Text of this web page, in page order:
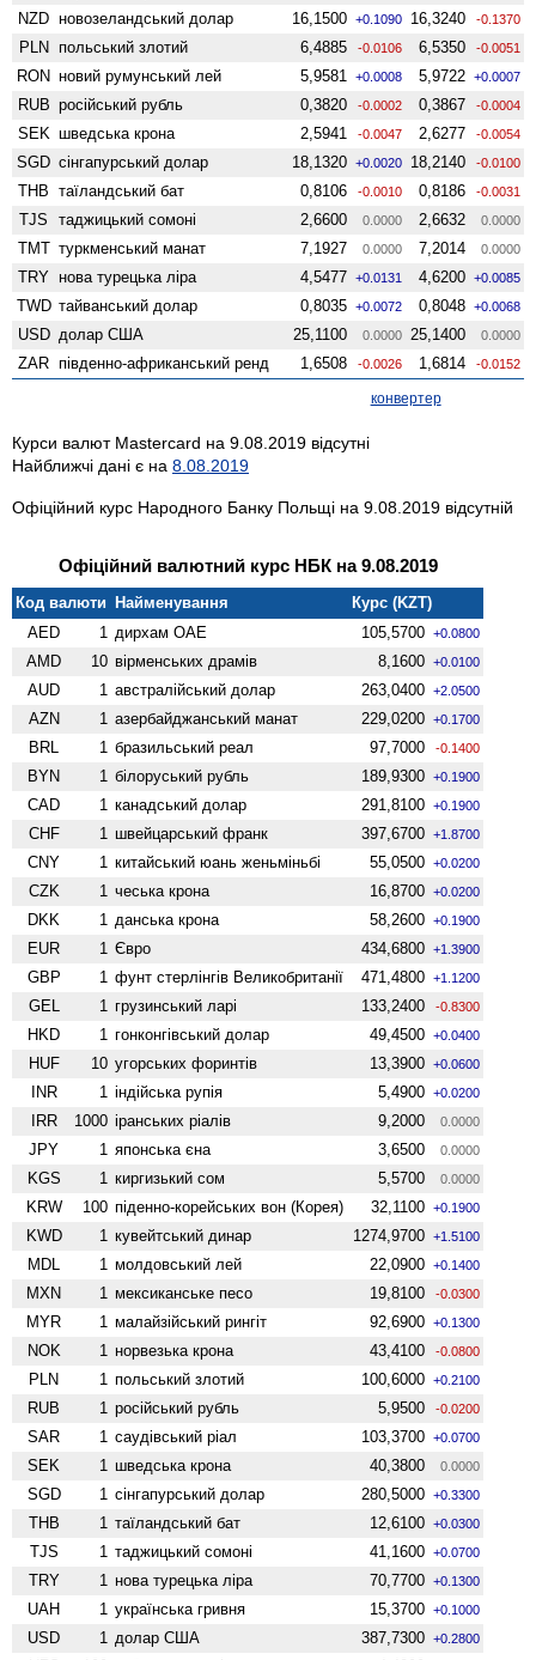
NZD ново­зеландський долар 16,1500 +0.1090 16,3240 -0.1370
PLN польський злотий 6,4885 -0.0106 6,5350 -0.0051
RON новий румунський лей 5,9581 +0.0008 5,9722 +0.0007
RUB російський рубль 0,3820 -0.0002 0,3867 -0.0004
SEK шведська крона 2,5941 -0.0047 2,6277 -0.0054
SGD сінгапурський долар 18,1320 +0.0020 18,2140 -0.0100
THB таїландський бат 0,8106 -0.0010 0,8186 -0.0031
TJS таджицький сомоні 2,6600 0.0000 2,6632 0.0000
TMT туркменський манат 7,1927 0.0000 7,2014 0.0000
TRY нова турецька ліра 4,5477 +0.0131 4,6200 +0.0085
TWD тайванський долар 0,8035 +0.0072 0,8048 +0.0068
USD долар США 25,1100 0.0000 25,1400 0.0000
ZAR південно-африканський ренд 1,6508 -0.0026 1,6814 -0.0152
конвертер
Курси валют Mastercard на 9.08.2019 відсутні
Найближчі дані є на 8.08.2019
Офіційний курс Народного Банку Польщі на 9.08.2019 відсутній
Офіційний валютний курс НБК на 9.08.2019
Код валюти Найменування
Курс (KZT)
AED
1 дирхам ОАЕ 105,5700 +0.0800
AMD 10 вiрменських драмів 8,1600 +0.0100
AUD 1 австралійський долар 263,0400 +2.0500
AZN 1 азербайджанський манат 229,0200 +0.1700
BRL 1 бразильський реал 97,7000 -0.1400
BYN 1 білоруський рубль 189,9300 +0.1900
CAD 1 канадський долар 291,8100 +0.1900
CHF 1 швейцарський франк 397,6700 +1.8700
CNY 1 китайський юань женьмiньбi 55,0500 +0.0200
CZK 1 чеська крона 16,8700 +0.0200
DKK 1 данська крона 58,2600 +0.1900
EUR 1 Євро 434,6800 +1.3900
GBP 1 фунт стерлінгів Велико­британії 471,4800 +1.1200
GEL 1 грузинський ларі 133,2400 -0.8300
HKD 1 гонконгівський долар 49,4500 +0.0400
HUF 10 угорських форинтів 13,3900 +0.0600
INR 1 індійська рупія 5,4900 +0.0200
IRR 1000 іранських ріалів 9,2000 0.0000
JPY 1 японська єна 3,6500 0.0000
KGS 1 киргизький сом 5,5700 0.0000
KRW 100 піденно-корейських вон (Корея) 32,1100 +0.1900
KWD 1 кувейтський динар 1274,9700 +1.5100
MDL 1 молдовський лей 22,0900 +0.1400
MXN 1 мексиканське песо 19,8100 -0.0300
MYR 1 малайзійський рингіт 92,6900 +0.1300
NOK 1 норвезька крона 43,4100 -0.0800
PLN 1 польський злотий 100,6000 +0.2100
RUB 1 російський рубль 5,9500 -0.0200
SAR 1 саудівський ріал 103,3700 +0.0700
SEK 1 шведська крона 40,3800 0.0000
SGD 1 сінгапурський долар 280,5000 +0.3300
THB 1 таїландський бат 12,6100 +0.0300
TJS 1 таджицький сомоні 41,1600 +0.0700
TRY 1 нова турецька ліра 70,7700 +0.1300
UAH 1 українська гривня 15,3700 +0.1000
USD 1 долар США 387,7300 +0.2800